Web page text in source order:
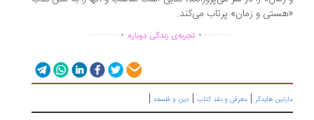
و زمان» پرتاب می‌کند.
...............
. تجربه‌ی زندگی دوباره.
..............
هایدگر| معرفی و نقد کتاب|دین و فلسفه|